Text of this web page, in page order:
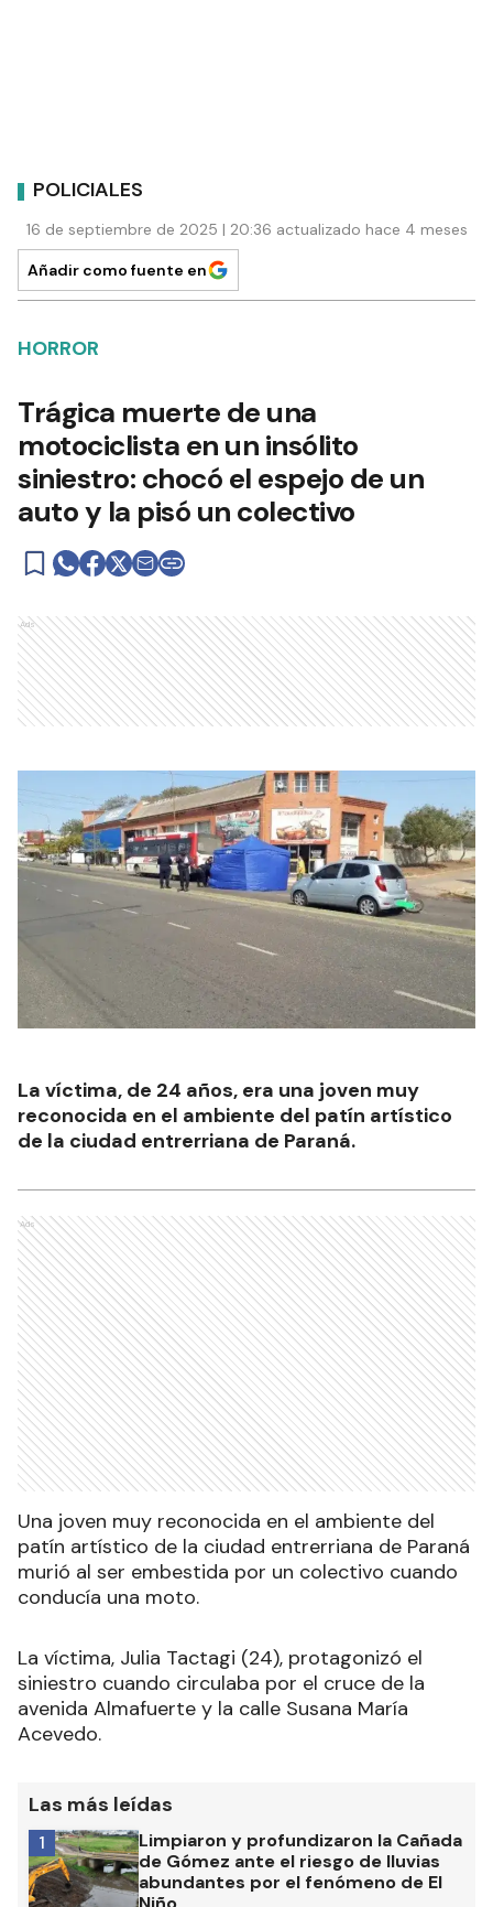
POLICIALES
16 de septiembre de 2025 | 20:36 actualizado hace 4 meses
Añadir como fuente en
HORROR
Trágica muerte de una
motociclista en un insólito
siniestro: chocó el espejo de un
auto y la pisó un colectivo
Ads
La víctima, de 24 años, era una joven muy
reconocida en el ambiente del patín artístico
de la ciudad entrerriana de Paraná.
Ads
Una joven muy reconocida en el ambiente del
patín artístico de la ciudad entrerriana de Paraná
murió al ser embestida por un colectivo cuando
conducía una moto.
La víctima, Julia Tactagi (24), protagonizó el
siniestro cuando circulaba por el cruce de la
avenida Almafuerte y la calle Susana María
Acevedo.
Las más leídas
Limpiaron y profundizaron la Cañada
de Gómez ante el riesgo de lluvias
abundantes por el fenómeno de El
1